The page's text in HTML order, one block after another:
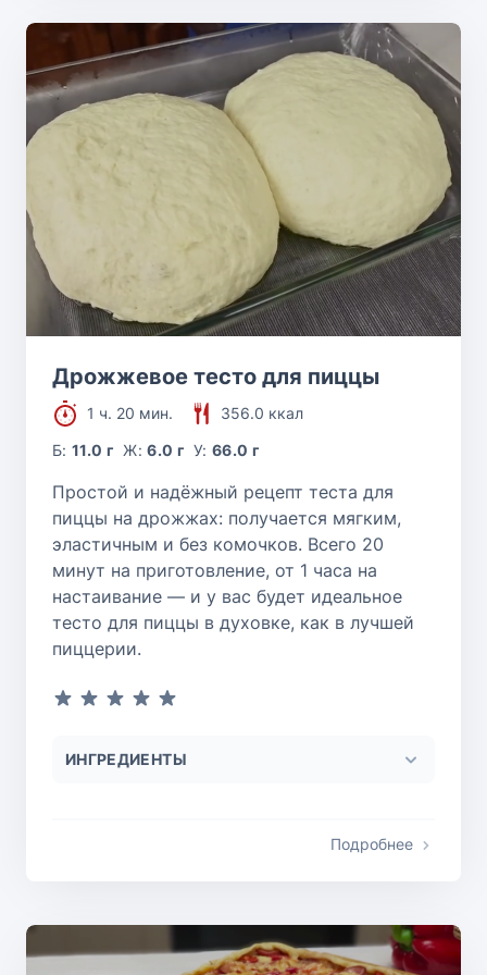
Дрожжевое тесто для пиццы
1 ч. 20 мин.
356.0 ккал
Б:11.0 г Ж:6.0 г У:66.0 г
Простой и надёжный рецепт теста для
пиццы на дрожжах: получается мягким,
эластичным и без комочков. Всего 20
минут на приготовление, от 1 часа на
настаивание — и у вас будет идеальное
тесто для пиццы в духовке, как в лучшей
пиццерии.
ИНГРЕДИЕНТЫ
Подробнее